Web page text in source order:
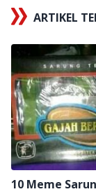
ARTIKEL
10 Meme